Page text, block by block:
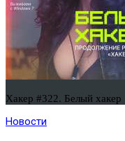
Хакер #322. Белый хакер
Новости